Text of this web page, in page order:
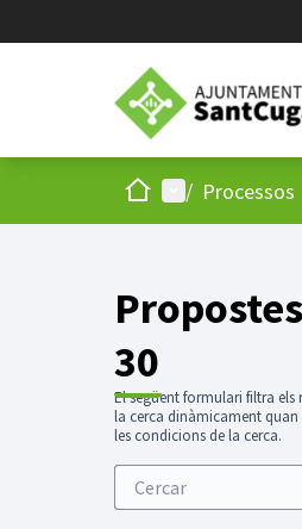
Inici Menú principal
/ Processos
30
El següent formulari filtra els
la cerca dinàmicament quan
les condicions de la cerca.